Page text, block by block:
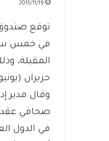
2015/11/19
توقع صندوق
حزيران (يونيو) 2014، بالإضافة إلى تباطؤ الاقتصاد الصيني، وتذبذب
وقال مدير
صحافي عقده
في الدول